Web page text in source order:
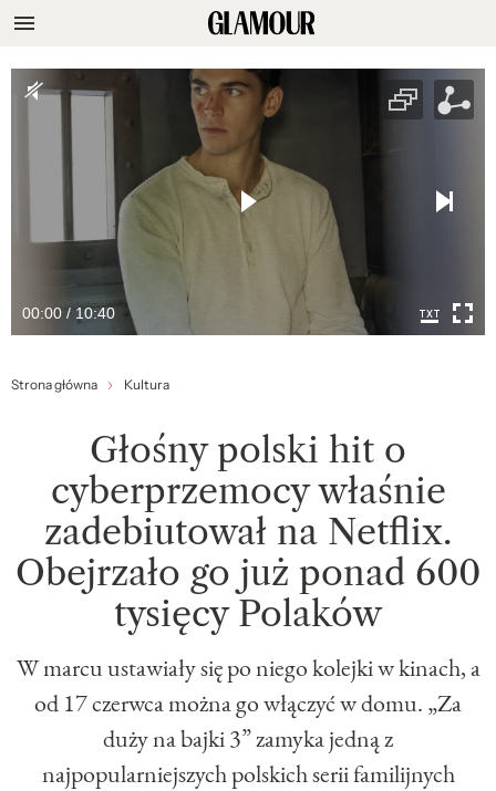
00:00 / 10:40
Strona główna Kultura
Głośny polski hit o
cyberprzemocy właśnie
zadebiutował na Netflix.
Obejrzało go już ponad 600
tysięcy Polaków
W marcu ustawiały się po niego kolejki w kinach, a
od 17 czerwca można go włączyć w domu. „Za
duży na bajki 3” zamyka jedną z
najpopularniejszych polskich serii familijnych